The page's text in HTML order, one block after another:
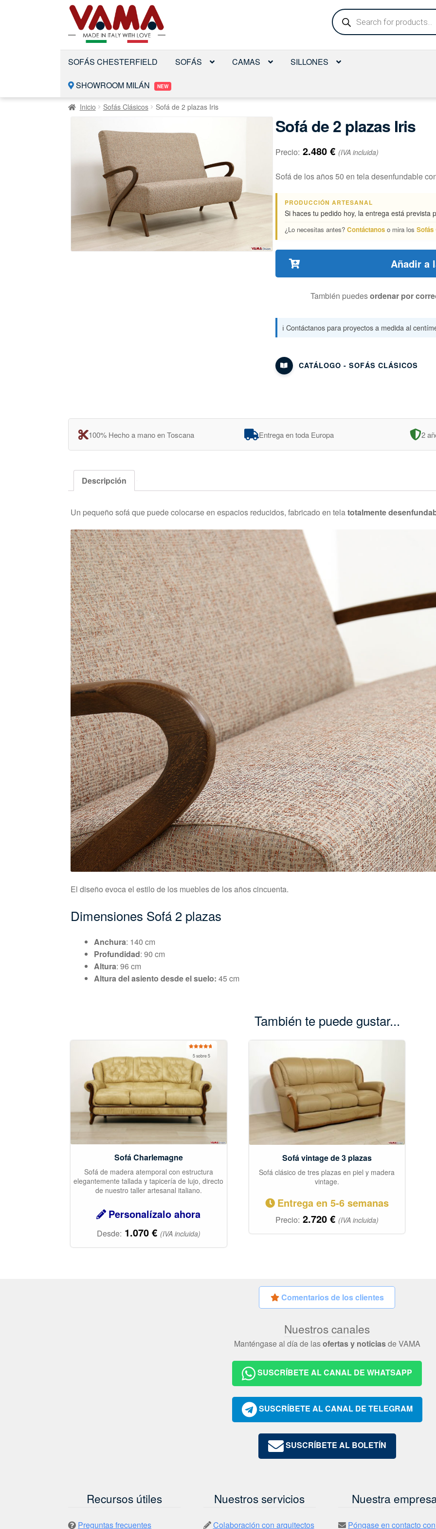
Saltar
la
navegación
Ir
al
contenido
Búsqueda
de
productos
SOFÁS CHESTERFIELD SOFÁS CAMAS SILLONES
SHOWROOM MILÁN NEW
Inicio Sofás Clásicos Sofá de 2 plazas Iris
Sofá de 2 plazas Iris
Precio: 2.480 € (IVA incluida)
Sofá de los años 50 en tela desenfundable
PRODUCCIÓN ARTESANAL
Si haces tu pedido hoy, la entrega está prevista
¿Lo necesitas antes? Contáctanoso mira los Sofás
Añadir a
También puedesordenar por
ℹ️ Contáctanos para proyectos a medida al
CATÁLOGO - SOFÁS CLÁSICOS
100% Hecho a mano en Toscana Entrega en toda Europa 2
Descripción
Un pequeño sofá que puede colocarse en espacios reducidos, fabricado en telatotalmente
El diseño evoca el estilo de los muebles de los años cincuenta.
Dimensiones Sofá 2 plazas
Anchura: 140 cm
Profundidad: 90 cm
Altura: 96 cm
Altura del asiento desde el suelo: 45 cm
También te puede gustar...
con
5
5 sobre 5
Sofá Charlemagne
Sofá de madera atemporal con estructura
elegantemente tallada y tapicería de lujo, directo
de nuestro taller artesanal italiano.
Personalízalo ahora
Desde: 1.070 € (IVA incluida)
Sofá vintage de 3 plazas
Sofá clásico de tres plazas en piel y madera
vintage.
Entrega en 5-6 semanas
Precio: 2.720 € (IVA incluida)
Comentarios de los clientes
Nuestros canales
Manténgase al día de lasofertas y noticiasde VAMA
SUSCRÍBETE AL CANAL DE WHATSAPP
SUSCRÍBETE AL CANAL DE TELEGRAM
SUSCRÍBETE AL BOLETÍN
Recursos útiles
Preguntas frecuentes
Nuestros servicios
Colaboración con arquitectos
Nuestra
Póngase en contacto con